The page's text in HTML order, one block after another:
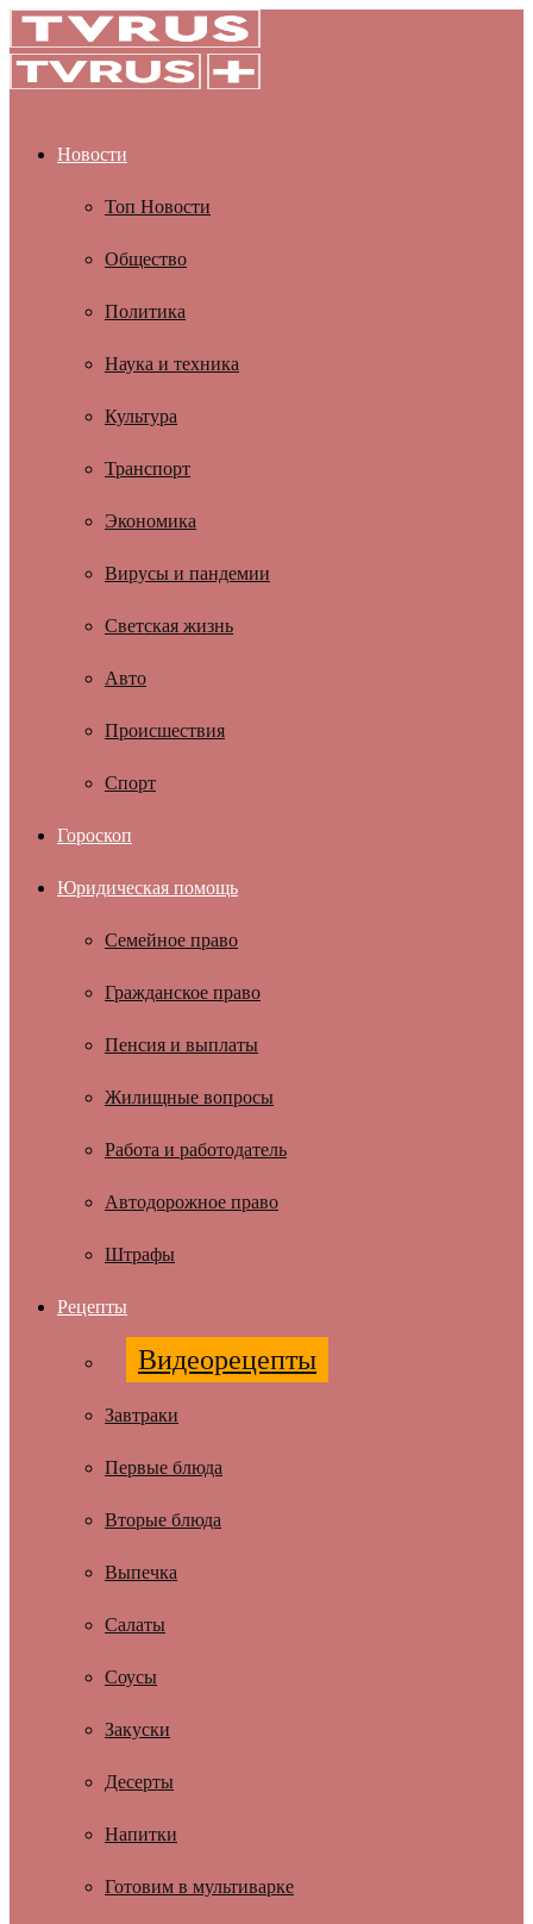
Новости
Топ Новости
Общество
Политика
Наука и техника
Культура
Транспорт
Экономика
Вирусы и пандемии
Светская жизнь
Авто
Происшествия
Спорт
Гороскоп
Юридическая помощь
Семейное право
Гражданское право
Пенсия и выплаты
Жилищные вопросы
Работа и работодатель
Автодорожное право
Штрафы
Рецепты
Видеорецепты
Завтраки
Первые блюда
Вторые блюда
Выпечка
Салаты
Соусы
Закуски
Десерты
Напитки
Готовим в мультиварке